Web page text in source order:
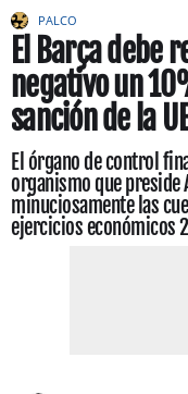
PALCO
El Barça debe
negativo un
sanción de la
El órgano de control
organismo que preside
minuciosamente las
ejercicios económicos